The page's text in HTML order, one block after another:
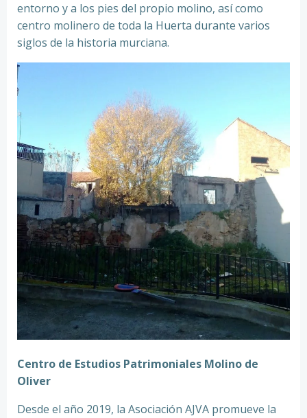
entorno y a los pies del propio molino, así como
centro molinero de toda la Huerta durante varios
siglos de la historia murciana.
Centro de Estudios Patrimoniales Molino de
Oliver
Desde el año 2019, la Asociación AJVA promueve la